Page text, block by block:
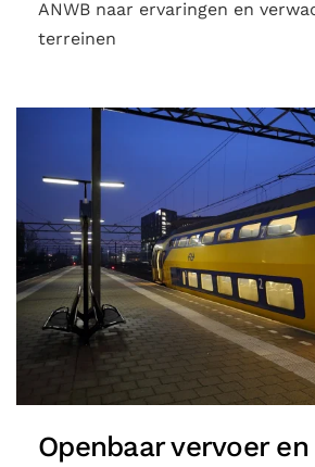
ANWB naar ervaringen en
terreinen
Openbaar vervoer